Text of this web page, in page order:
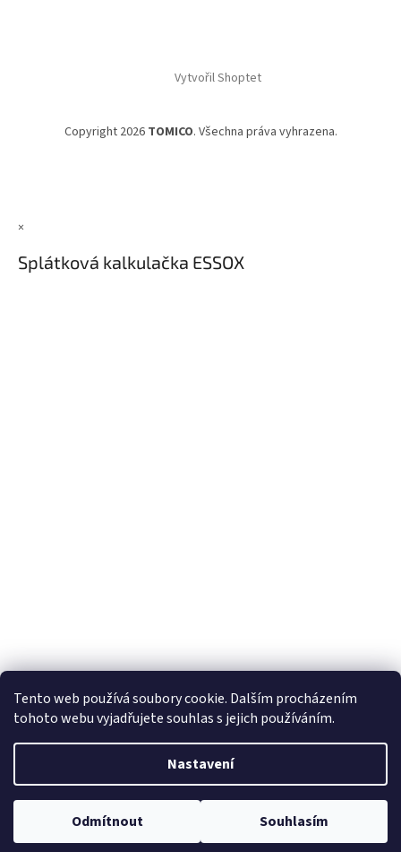
Tento web používá soubory cookie. Dalším procházením
tohoto webu vyjadřujete souhlas s jejich používáním.
Nastavení
Odmítnout Souhlasím
Vytvořil Shoptet
Copyright 2026 TOMICO. Všechna práva vyhrazena.
×
Splátková kalkulačka ESSOX